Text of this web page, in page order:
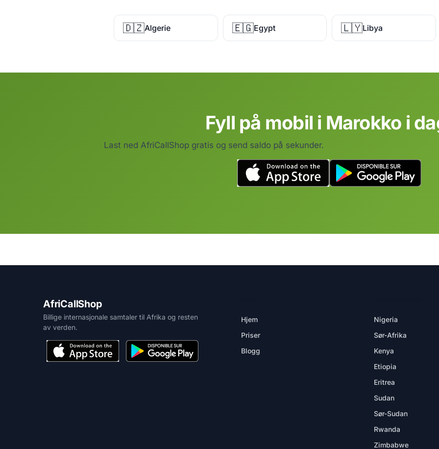
🇩🇿Algerie 🇪🇬Egypt 🇱🇾Libya
Fyll på mobil i Marokko i
Last ned AfriCallShop gratis og send saldo på sekunder.
AfriCallShop
Billige internasjonale samtaler til Afrika og resten
av verden.
Hjem
Priser
Blogg
Nigeria
Sør-Afrika
Kenya
Etiopia
Eritrea
Sudan
Sør-Sudan
Rwanda
Zimbabwe